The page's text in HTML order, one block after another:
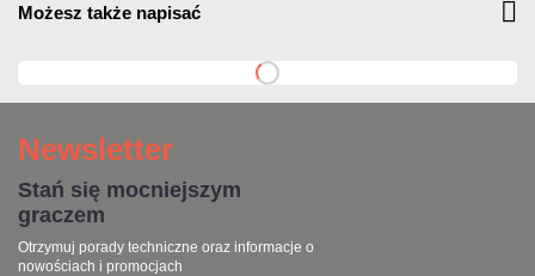
możesz także napisać
Newsletter
Stań się mocniejszym
graczem
Otrzymuj porady techniczne oraz informacje o
nowościach i promocjach